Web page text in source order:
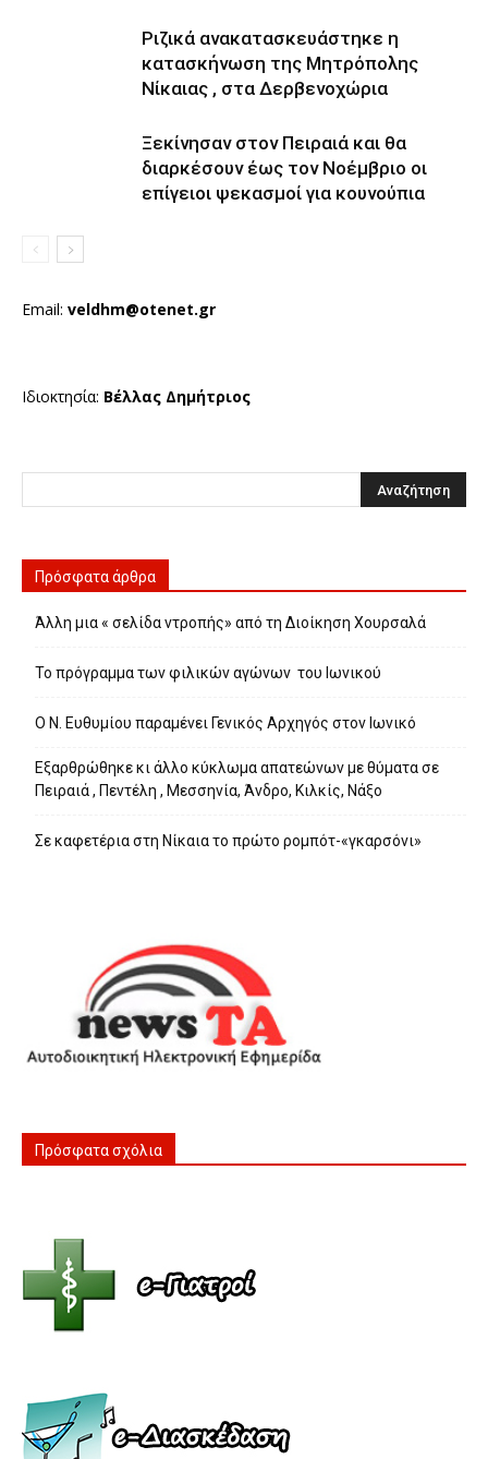
Ριζικά ανακατασκευάστηκε η
κατασκήνωση της Μητρόπολης
Νίκαιας , στα Δερβενοχώρια
Ξεκίνησαν στον Πειραιά και θα
διαρκέσουν έως τον Νοέμβριο οι
επίγειοι ψεκασμοί για κουνούπια
Email: veldhm@otenet.gr
Ιδιοκτησία: Βέλλας Δημήτριος
Πρόσφατα άρθρα
Άλλη μια « σελίδα ντροπής» από τη Διοίκηση Χουρσαλά
Το πρόγραμμα των φιλικών αγώνων του Ιωνικού
Ο Ν. Ευθυμίου παραμένει Γενικός Αρχηγός στον Ιωνικό
Εξαρθρώθηκε κι άλλο κύκλωμα απατεώνων με θύματα σε
Πειραιά , Πεντέλη , Μεσσηνία, Άνδρο, Κιλκίς, Νάξο
Σε καφετέρια στη Νίκαια το πρώτο ρομπότ-«γκαρσόνι»
Πρόσφατα σχόλια